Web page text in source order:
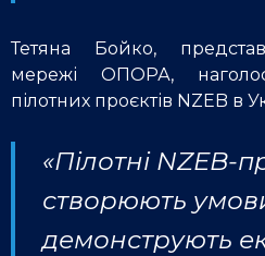
Тетяна Бойко,
мережі ОПОРА,
пілотних проєктів NZEB в
«Пілотні NZEB-
створюють
демонструють